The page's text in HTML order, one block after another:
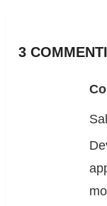
3 COMMENTI